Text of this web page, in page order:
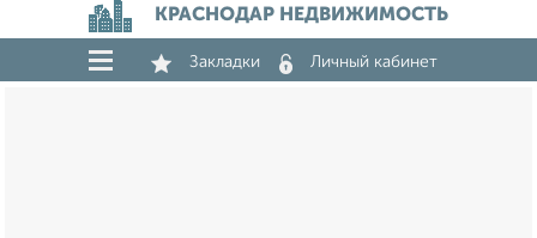
КРАСНОДАР НЕДВИЖИМОСТЬ
Закладки Личный кабинет